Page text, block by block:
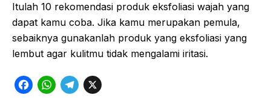
Itulah 10 rekomendasi produk eksfoliasi wajah yang
dapat kamu coba. Jika kamu merupakan pemula,
sebaiknya gunakanlah produk yang eksfoliasi yang
lembut agar kulitmu tidak mengalami iritasi.
F
W
T
X